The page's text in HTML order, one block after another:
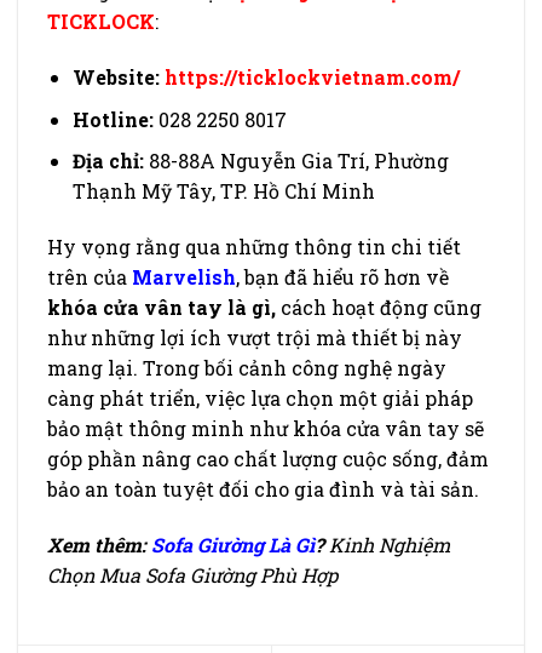
TICKLOCK:
Website: https://ticklockvietnam.com/
Hotline:028 2250 8017
Địa chỉ:88-88A Nguyễn Gia Trí, Phường
Thạnh Mỹ Tây, TP. Hồ Chí Minh
Hy vọng rằng qua những thông tin chi tiết
trên của Marvelish, bạn đã hiểu rõ hơn về
khóa cửa vân tay là gì, cách hoạt động cũng
như những lợi ích vượt trội mà thiết bị này
mang lại. Trong bối cảnh công nghệ ngày
càng phát triển, việc lựa chọn một giải pháp
bảo mật thông minh như khóa cửa vân tay sẽ
góp phần nâng cao chất lượng cuộc sống, đảm
bảo an toàn tuyệt đối cho gia đình và tài sản.
Xem thêm:Sofa Giường Là Gì?Kinh Nghiệm
Chọn Mua Sofa Giường Phù Hợp